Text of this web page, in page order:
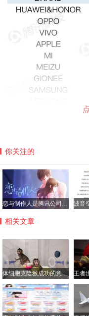
华为手机与oppo性价
两款手机的性价比每个
的性价比高一些，而
照和听音乐的人，则选
还是华为比较好，华
售后服务更强。
你关注的
恋与制作人是腾讯公司的游戏吗？恋与制作人加不了好友咋回事
相关文章
体细胞克隆猴成功的意义解读，将大大提高药物研制效率